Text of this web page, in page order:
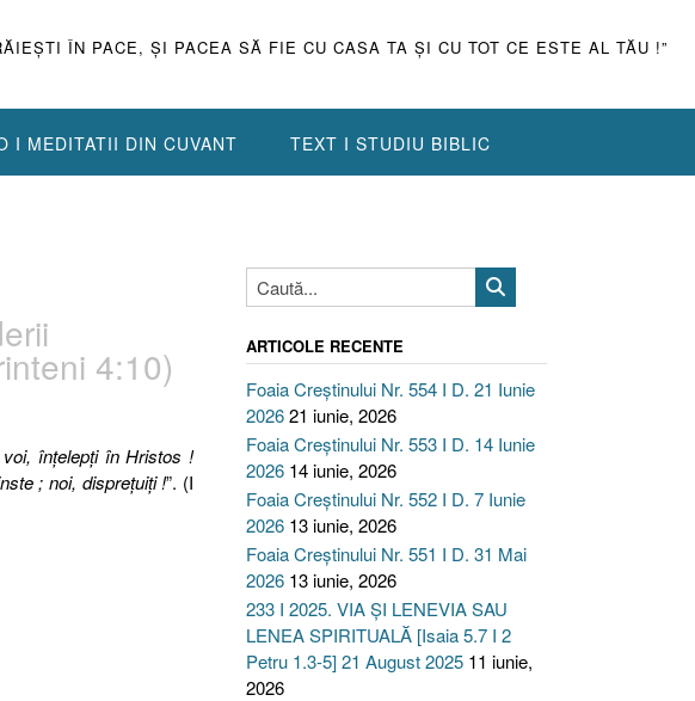
ÎN PACE, ŞI PACEA SĂ FIE CU CASA TA ŞI CU TOT CE ESTE AL TĂU !”
I MEDITATII DIN CUVANT TEXT I STUDIU BIBLIC
4:10)
înţelepţi în Hristos !
; noi, dispreţuiţi !”. (I
ARTICOLE RECENTE
Foaia Creștinului Nr. 554 I D. 21 Iunie
202621 iunie, 2026
Foaia Creștinului Nr. 553 I D. 14 Iunie
2026 14 iunie, 2026
Foaia Creștinului Nr. 552 I D. 7 Iunie
2026 13 iunie, 2026
Foaia Creștinului Nr. 551 I D. 31 Mai
2026 13 iunie, 2026
233 I 2025. VIA ȘI LENEVIA SAU
LENEA SPIRITUALĂ [Isaia 5.7 I 2
Petru 1.3-5] 21 August 2025 11 iunie,
2026